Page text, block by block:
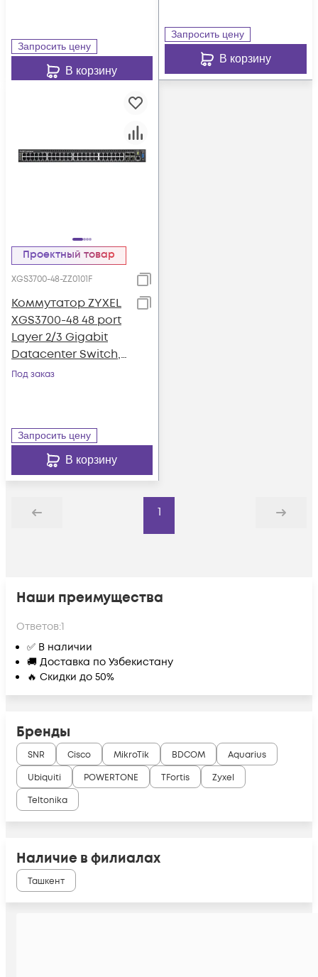
Запросить цену
В корзину
Запросить цену
В корзину
Проектный товар
XGS3700-48-ZZ0101F
Коммутатор ZYXEL
XGS3700-48 48 port
Layer 2/3 Gigabit
Datacenter Switch,
4x 10G
Под заказ
Запросить цену
В корзину
Назад
1
Дальше
Наши преимущества
Ответов:1
✅ В наличии
🚚 Доставка по Узбекистану
🔥 Скидки до 50%
Бренды
SNR Cisco MikroTik BDCOM
Aquarius
Ubiquiti
POWERTONE TFortis
Zyxel
Teltonika
Наличие в филиалах
Ташкент